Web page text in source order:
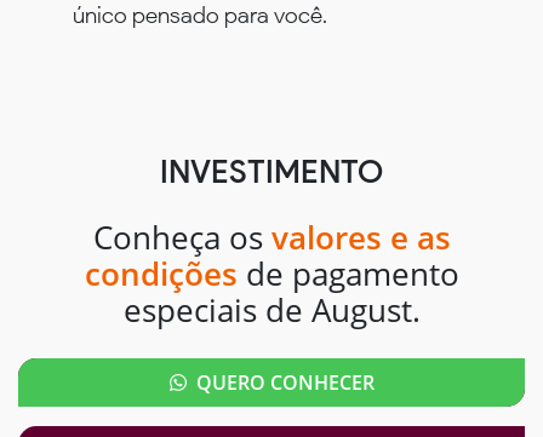
único pensado para você.
INVESTIMENTO
Conheça os valores e as
condições de pagamento
especiais de August.
QUERO CONHECER